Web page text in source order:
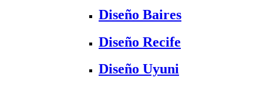
Diseño Baires
Diseño Recife
Diseño Uyuni